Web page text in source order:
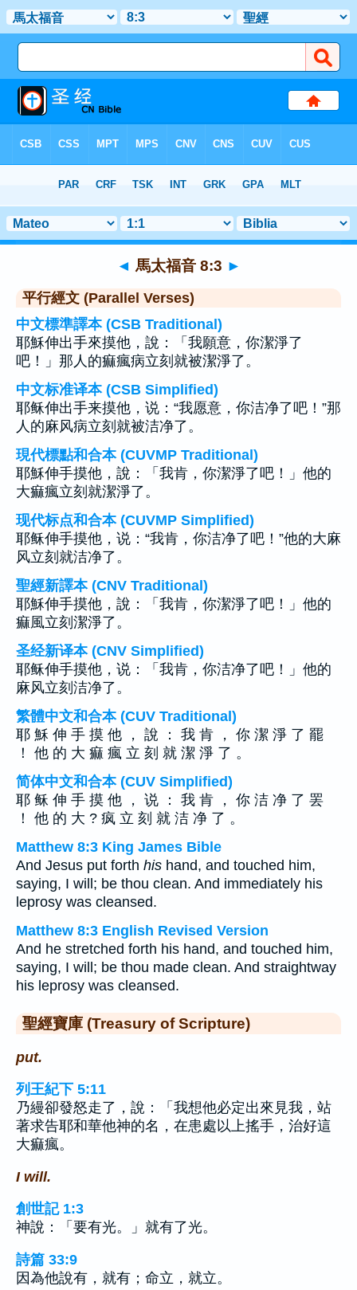
> 聖經金句 3
◄ 馬太福音 8:3 ►
平行經文 (Parallel Verses)
中文標準譯本 (CSB Traditional)
耶穌伸出手來摸他，說：「我願意，你潔淨了
吧！」那人的痲瘋病立刻就被潔淨了。
中文标准译本 (CSB Simplified)
耶稣伸出手来摸他，说：“我愿意，你洁净了吧！”那
人的麻风病立刻就被洁净了。
現代標點和合本 (CUVMP Traditional)
耶穌伸手摸他，說：「我肯，你潔淨了吧！」他的
大痲瘋立刻就潔淨了。
现代标点和合本 (CUVMP Simplified)
耶稣伸手摸他，说：“我肯，你洁净了吧！”他的大麻
风立刻就洁净了。
聖經新譯本 (CNV Traditional)
耶穌伸手摸他，說：「我肯，你潔淨了吧！」他的
痲風立刻潔淨了。
圣经新译本 (CNV Simplified)
耶稣伸手摸他，说：「我肯，你洁净了吧！」他的
麻风立刻洁净了。
繁體中文和合本 (CUV Traditional)
耶 穌 伸 手 摸 他 ， 說 ： 我 肯 ， 你 潔 淨 了 罷
！ 他 的 大 痲 瘋 立 刻 就 潔 淨 了 。
简体中文和合本 (CUV Simplified)
耶 稣 伸 手 摸 他 ， 说 ： 我 肯 ， 你 洁 净 了 罢
！ 他 的 大 ? 疯 立 刻 就 洁 净 了 。
Matthew 8:3 King James Bible
And Jesus put forth his hand, and touched him,
saying, I will; be thou clean. And immediately his
leprosy was cleansed.
Matthew 8:3 English Revised Version
And he stretched forth his hand, and touched him,
saying, I will; be thou made clean. And straightway
his leprosy was cleansed.
聖經寶庫 (Treasury of Scripture)
put.
列王紀下 5:11
乃縵卻發怒走了，說：「我想他必定出來見我，站
著求告耶和華他神的名，在患處以上搖手，治好這
大痲瘋。
I will.
創世記 1:3
神說：「要有光。」就有了光。
詩篇 33:9
因為他說有，就有；命立，就立。